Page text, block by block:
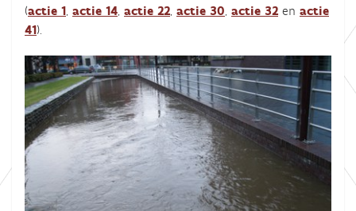
(actie 1 actie 14 actie 22 actie 30 actie 32 en actie
41).